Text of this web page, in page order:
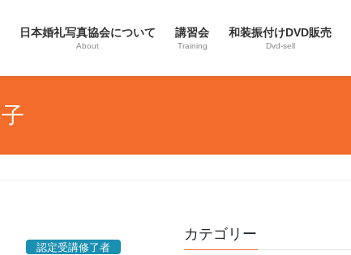
日本婚礼写真協会について
About
講習会
Training
和装振付けDVD販売
Dvd-sell
認定受講修了者
カテゴリー